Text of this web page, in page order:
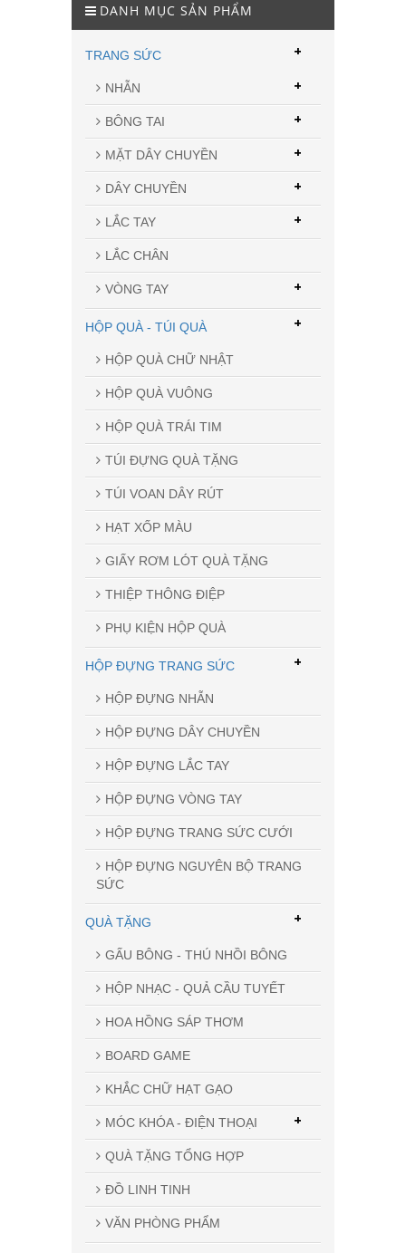
Mẫu M-22
Mẫu M-21
DANH MỤC SẢN PHẨM
TRANG SỨC
NHẪN +
BÔNG TAI +
MẶT DÂY CHUYỀN +
DÂY CHUYỀN +
LẮC TAY +
LẮC CHÂN
VÒNG TAY +
+
HỘP QUÀ - TÚI QUÀ
HỘP QUÀ CHỮ NHẬT
HỘP QUÀ VUÔNG
HỘP QUÀ TRÁI TIM
TÚI ĐỰNG QUÀ TẶNG
TÚI VOAN DÂY RÚT
HẠT XỐP MÀU
GIẤY RƠM LÓT QUÀ TẶNG
THIỆP THÔNG ĐIỆP
PHỤ KIỆN HỘP QUÀ
+
HỘP ĐỰNG TRANG SỨC
HỘP ĐỰNG NHẪN
HỘP ĐỰNG DÂY CHUYỀN
HỘP ĐỰNG LẮC TAY
HỘP ĐỰNG VÒNG TAY
HỘP ĐỰNG TRANG SỨC CƯỚI
HỘP ĐỰNG NGUYÊN BỘ TRANG
SỨC
+
QUÀ TẶNG
GẤU BÔNG - THÚ NHỒI BÔNG
HỘP NHẠC - QUẢ CẦU TUYẾT
HOA HỒNG SÁP THƠM
BOARD GAME
KHẮC CHỮ HẠT GẠO
MÓC KHÓA - ĐIỆN THOẠI +
QUÀ TẶNG TỔNG HỢP
ĐỒ LINH TINH
VĂN PHÒNG PHẨM
+